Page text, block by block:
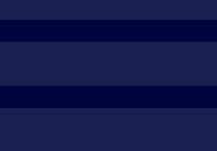
Aplikasi Zoom Rooms